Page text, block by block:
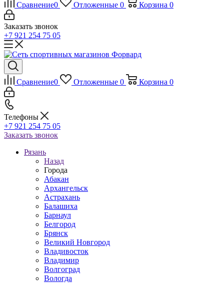
Сравнение0 Отложенные 0 Корзина 0
Заказать звонок
+7 921 254 75 05
Сравнение0 Отложенные 0 Корзина 0
Телефоны
+7 921 254 75 05
Заказать звонок
Рязань
Назад
Города
Абакан
Архангельск
Астрахань
Балашиха
Барнаул
Белгород
Брянск
Великий Новгород
Владивосток
Владимир
Волгоград
Вологда